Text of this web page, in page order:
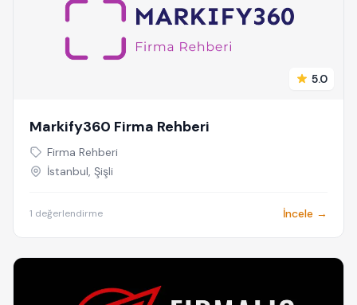
5.0
Markify360 Firma Rehberi
Firma Rehberi
İstanbul, Şişli
1 değerlendirme İncele →